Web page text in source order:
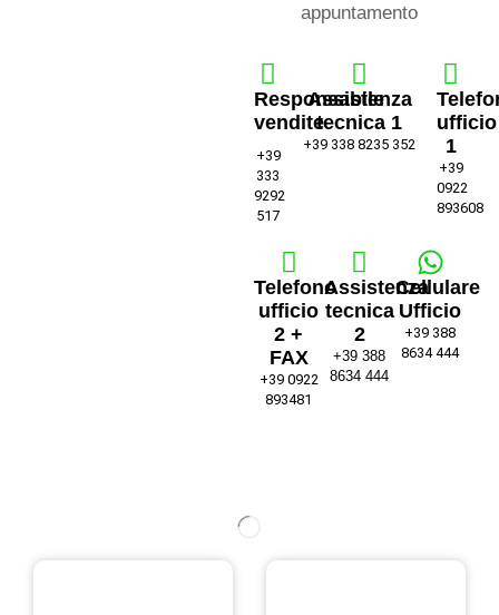
appuntamento
Responsabile
vendite
+39
333
9292
517
Assistenza
tecnica 1
+39 338 8235 352
ufficio
1
+39
0922
893608
Telefono
ufficio
2 +
FAX
+39 0922
893481
Assistenza
tecnica
2
+39 388
8634 444
Cellulare
Ufficio
+39 388
8634 444